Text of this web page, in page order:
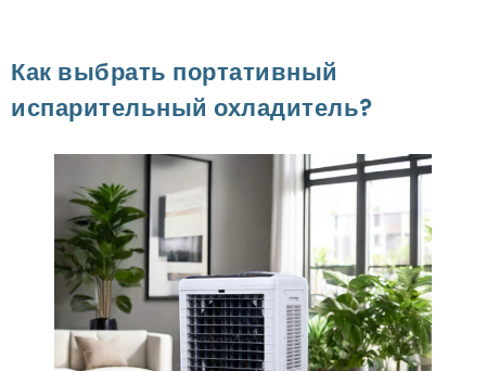
Как выбрать портативный
испарительный охладитель?